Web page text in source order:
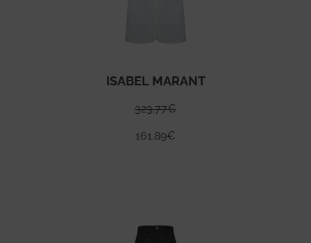
ISABEL MARANT
323.77€
161.89€